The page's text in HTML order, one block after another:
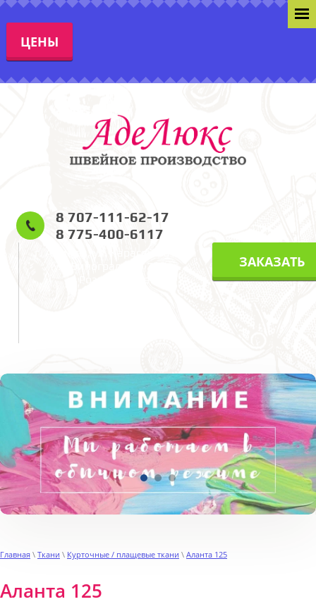
ЦЕНЫ
8 707-111-62-17
8 775-400-6117
ЗАКАЗАТЬ
Главная \ Ткани \ Курточные / плащевые ткани \ Аланта 125
Аланта 125